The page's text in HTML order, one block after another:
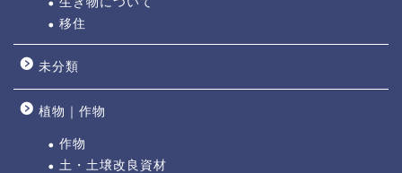
移住
未分類
植物｜作物
作物
土・土壌改良資材